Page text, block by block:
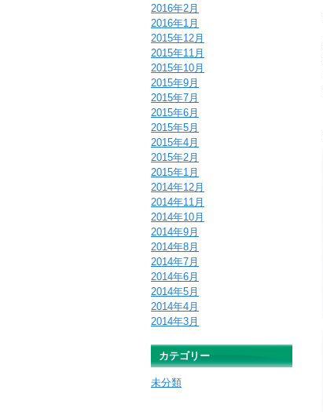
2016年2月
2016年1月
2015年12月
2015年11月
2015年10月
2015年9月
2015年7月
2015年6月
2015年5月
2015年4月
2015年2月
2015年1月
2014年12月
2014年11月
2014年10月
2014年9月
2014年8月
2014年7月
2014年6月
2014年5月
2014年4月
2014年3月
カテゴリー
未分類